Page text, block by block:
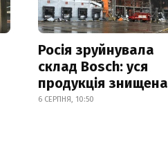
Росія зруйнувала
склад Bosch: уся
продукція знищена
6 СЕРПНЯ, 10:50